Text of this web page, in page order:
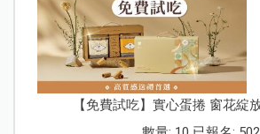
【免費試吃】實心蛋捲 窗花綻